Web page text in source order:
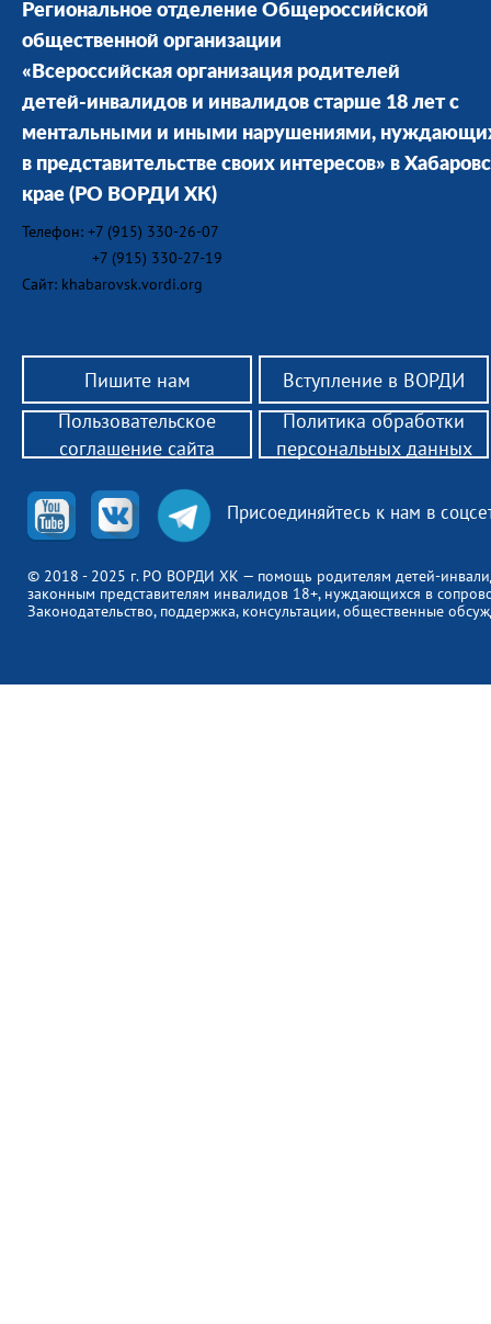
Региональное отделение Общероссийской
общественной организации
«Всероссийская организация родителей
детей-инвалидов и инвалидов старше 18 лет с
ментальными и иными нарушениями,
в представительстве своих интересов» в
крае (РО ВОРДИ ХК)
Телефон: +7 (915) 330-26-07
+7 (915) 330-27-19
Сайт: khabarovsk.vordi.org
Пишите нам Вступление в ВОРДИ
© 2018 - 2025 г. РО ВОРДИ ХК — помощь родителям детей-
законным представителям инвалидов 18+, нуждающихся в
Законодательство, поддержка, консультации, общественные
Присоединяйтесь к нам в
Пользовательское
соглашение сайта
Политика обработки
персональных данных